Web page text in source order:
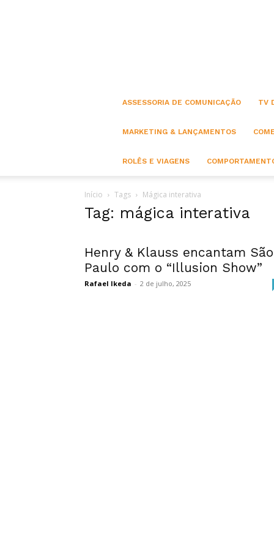
ASSESSORIA DE COMUNICAÇÃO TV
MARKETING & LANÇAMENTOS
ROLÊS E VIAGENS
Início Tags Mágica interativa
Tag: mágica interativa
Henry & Klauss encantam São
Paulo com o “Illusion Show”
Rafael Ikeda - 2 de julho, 2025